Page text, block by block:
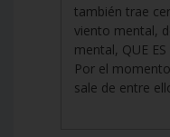
también trae
viento mental,
mental, QUE ES
Por el
sale de entre